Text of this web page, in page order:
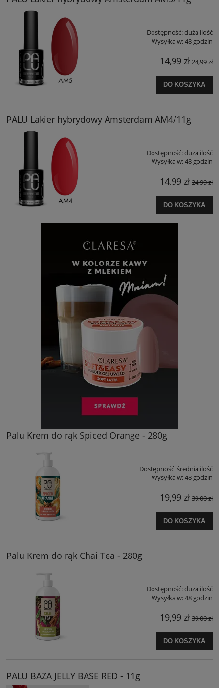
Dostępność:duża ilość
Wysyłka w:48 godzin
14,99 zł24,99 zł
DO KOSZYKA
PALU Lakier hybrydowy Amsterdam AM4/11g
Dostępność:duża ilość
Wysyłka w:48 godzin
14,99 zł24,99 zł
DO KOSZYKA
Palu Krem do rąk Spiced Orange - 280g
Dostępność:średnia ilość
Wysyłka w:48 godzin
19,99 zł39,00 zł
DO KOSZYKA
Palu Krem do rąk Chai Tea - 280g
Dostępność:duża ilość
Wysyłka w:48 godzin
19,99 zł39,00 zł
DO KOSZYKA
PALU BAZA JELLY BASE RED - 11g